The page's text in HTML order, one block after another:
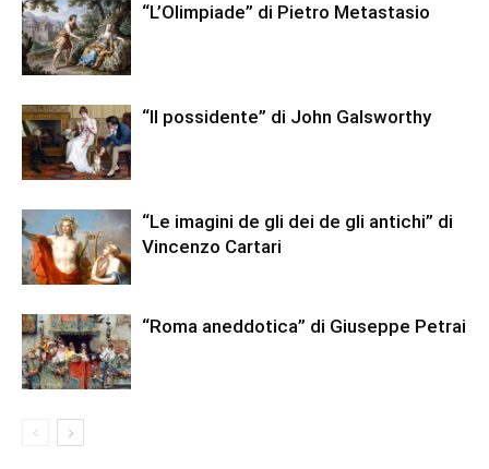
“L’Olimpiade” di Pietro Metastasio
“Il possidente” di John Galsworthy
“Le imagini de gli dei de gli antichi” di
Vincenzo Cartari
“Roma aneddotica” di Giuseppe Petrai